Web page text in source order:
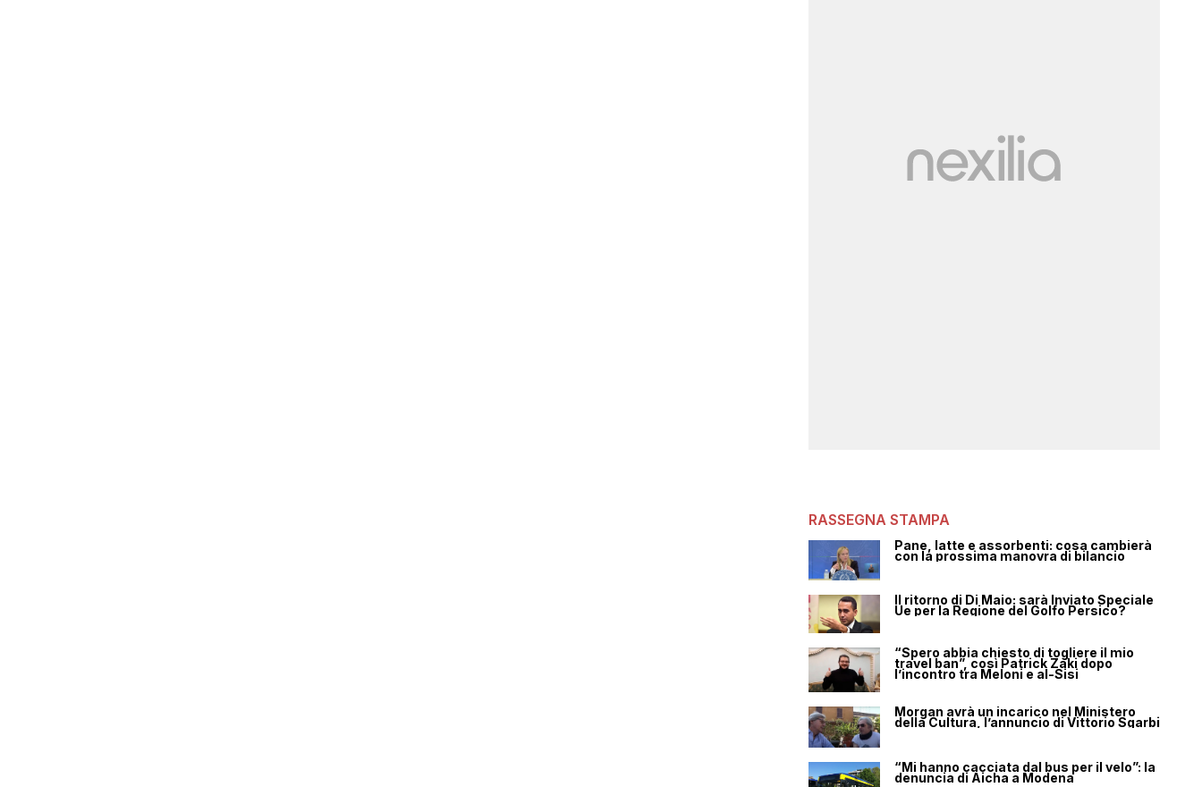
RASSEGNA STAMPA
Pane, latte e assorbenti: cosa cambierà
con la prossima manovra di bilancio
Il ritorno di Di Maio: sarà Inviato Speciale
Ue per la Regione del Golfo Persico?
“Spero abbia chiesto di togliere il mio
travel ban”, così Patrick Zaki dopo
l’incontro tra Meloni e al-Sisi
Morgan avrà un incarico nel Ministero
della Cultura, l’annuncio di Vittorio Sgarbi
“Mi hanno cacciata dal bus per il velo”: la
denuncia di Aicha a Modena